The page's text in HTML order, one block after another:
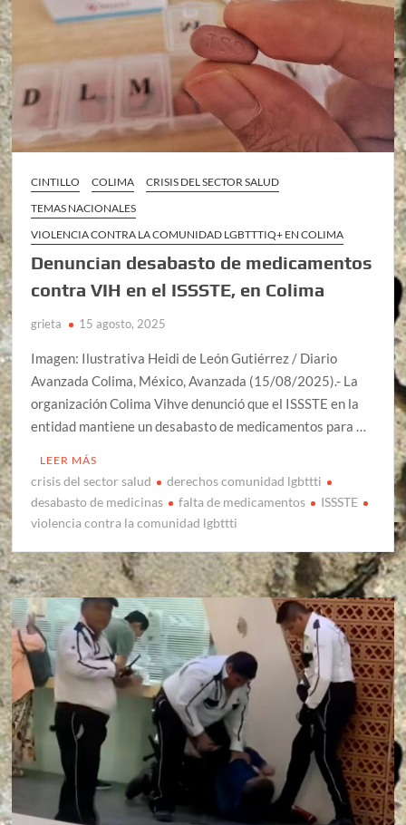
CINTILLO COLIMA
CRISIS DEL SECTOR SALUD
TEMAS NACIONALES
VIOLENCIA CONTRA LA COMUNIDAD LGBTTTIQ+ EN COLIMA
Denuncian desabasto de medicamentos
contra VIH en el ISSSTE, en Colima
grieta 15 agosto, 2025
Imagen: Ilustrativa Heidi de León Gutiérrez / Diario
Avanzada Colima, México, Avanzada (15/08/2025).- La
organización Colima Vihve denunció que el ISSSTE en la
entidad mantiene un desabasto de medicamentos para …
LEER MÁS
crisis del sector salud
derechos comunidad lgbttti
desabasto de medicinas
falta de medicamentos
ISSSTE
violencia contra la comunidad lgbttti